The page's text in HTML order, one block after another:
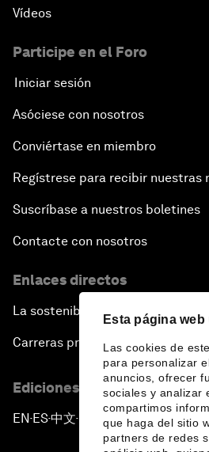
Esta página
Las cookies de
para personalizar
anuncios, ofrecer
sociales y analizar
compartimos
que haga del sitio
partners de redes
Vídeos
Participe en el Foro
Iniciar sesión
Asóciese con nosotros
Conviértase en miembro
Regístrese para recibir nuestras
Suscríbase a nuestros boletines
Contacte con nosotros
Enlaces directos
La sostenibilidad en el Foro
Carreras profesionales
Ediciones en otros idiomas
EN ▪ ES▪中文▪ 日本語